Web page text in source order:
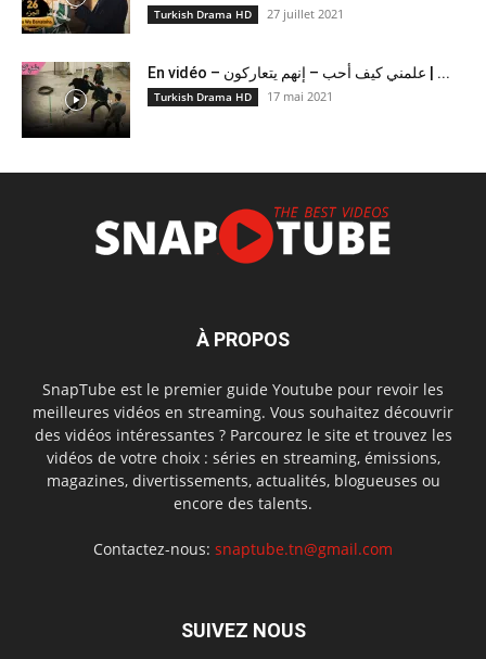
Turkish Drama HD 27 juillet 2021
En vidéo – علمني كيف أحب – إنهم يتعاركون ​| ...
Turkish Drama HD 17 mai 2021
À PROPOS
SnapTube est le premier guide Youtube pour revoir les
meilleures vidéos en streaming. Vous souhaitez découvrir
des vidéos intéressantes ? Parcourez le site et trouvez les
vidéos de votre choix : séries en streaming, émissions,
magazines, divertissements, actualités, blogueuses ou
encore des talents.
Contactez-nous: snaptube.tn@gmail.com
SUIVEZ NOUS